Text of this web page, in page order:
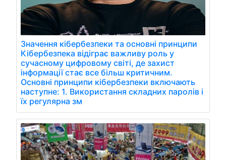
Значення кібербезпеки та основні принципи
Кібербезпека відіграє важливу роль у
сучасному цифровому світі, де захист
інформації стає все більш критичним.
Основні принципи кібербезпеки включають
наступне: 1. Використання складних паролів і
їх регулярна зм